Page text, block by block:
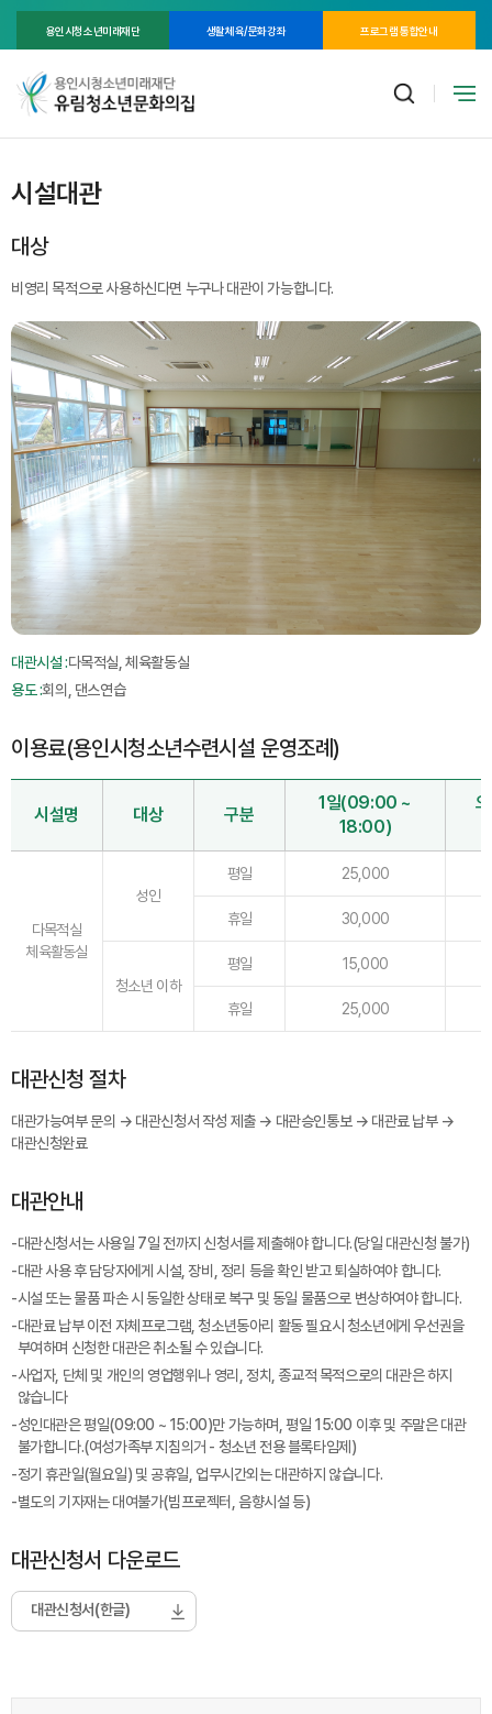
용인시청소년미래재단 생활체육/문화강좌 프로그램 통합안내
시설대관
대상
비영리 목적으로 사용하신다면 누구나 대관이 가능합니다.
대관시설 :다목적실, 체육활동실
용도 :회의, 댄스연습
이용료(용인시청소년수련시설 운영조례)
시설명 대상 구분
1일(09:00 ~
18:00)
다목적실
체육활동실
성인
평일 25,000
휴일 30,000
청소년 이하
평일 15,000
휴일 25,000
대관신청 절차
대관가능여부 문의 → 대관신청서 작성 제출 → 대관승인통보 → 대관료 납부 →
대관신청완료
대관안내
-대관신청서는 사용일 7일 전까지 신청서를 제출해야 합니다.(당일 대관신청 불가)
-대관 사용 후 담당자에게 시설, 장비, 정리 등을 확인 받고 퇴실하여야 합니다.
-시설 또는 물품 파손 시 동일한 상태로 복구 및 동일 물품으로 변상하여야 합니다.
-대관료 납부 이전 자체프로그램, 청소년동아리 활동 필요시 청소년에게 우선권을
부여하며 신청한 대관은 취소될 수 있습니다.
-사업자, 단체 및 개인의 영업행위나 영리, 정치, 종교적 목적으로의 대관은 하지
않습니다
-성인대관은 평일(09:00 ~ 15:00)만 가능하며, 평일 15:00 이후 및 주말은 대관
불가합니다.(여성가족부 지침의거 - 청소년 전용 블록타임제)
-정기 휴관일(월요일) 및 공휴일, 업무시간외는 대관하지 않습니다.
-별도의 기자재는 대여불가(빔프로젝터, 음향시설 등)
대관신청서 다운로드
대관신청서(한글)